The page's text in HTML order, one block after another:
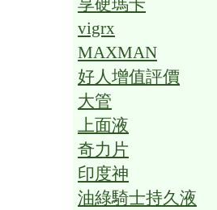
享硬瑪卡
vigrx
MAXMAN
好人增值評價
大管
上面液
奇力片
印度神
油綠騎士持久液